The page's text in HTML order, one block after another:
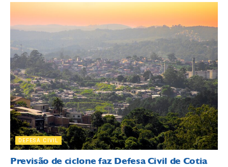
DEFESA CIVIL
Previsão de ciclone faz Defesa Civil de Cotia